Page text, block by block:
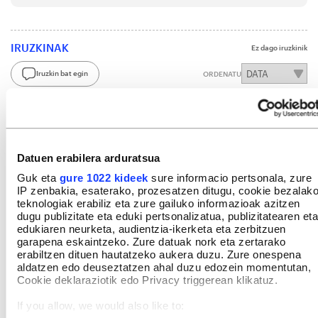
Datuen erabilera arduratsua
Guk eta gure 1022 kideek sure informacio pertsonala, zure
IP zenbakia, esaterako, prozesatzen ditugu, cookie bezalako
teknologiak erabiliz eta zure gailuko informazioak azitzen
dugu publizitate eta eduki pertsonalizatua, publizitatearen eta
edukiaren neurketa, audientzia-ikerketa eta zerbitzuen
garapena eskaintzeko. Zure datuak nork eta zertarako
erabiltzen dituen hautatzeko aukera duzu. Zure onespena
aldatzen edo deuseztatzen ahal duzu edozein momentutan,
Cookie deklaraziotik edo Privacy triggerean klikatuz.
If you allow, we would also like to:
IRUZKINAK Ez dago iruzkinik
Iruzkin bat egin ORDENATU